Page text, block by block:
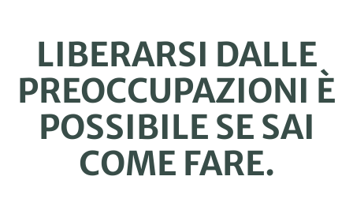
LIBERARSI DALLE
PREOCCUPAZIONI È
POSSIBILE SE SAI
COME FARE.